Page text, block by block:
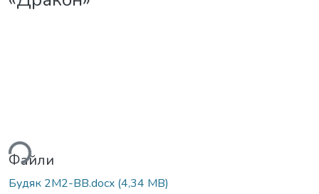
Файли
Будяк 2М2-ВВ.docx (4,34 MB)